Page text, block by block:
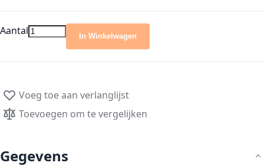
Aantal In Winkelwagen
Voeg toe aan verlanglijst
Toevoegen om te vergelijken
Gegevens